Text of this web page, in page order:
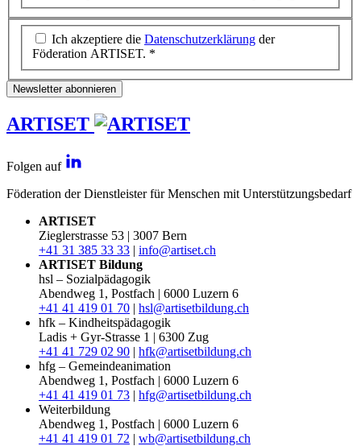
Ich akzeptiere die Datenschutzerklärung der
Föderation ARTISET. *
Newsletter abonnieren
ARTISET
Folgen auf
Föderation der Dienstleister für Menschen mit Unterstützungsbedarf
ARTISET
Zieglerstrasse 53 | 3007 Bern
+41 31 385 33 33 | info@artiset.ch
ARTISET Bildung
hsl – Sozialpädagogik
Abendweg 1, Postfach | 6000 Luzern 6
+41 41 419 01 70 | hsl@artisetbildung.ch
hfk – Kindheitspädagogik
Ladis + Gyr-Strasse 1 | 6300 Zug
+41 41 729 02 90 | hfk@artisetbildung.ch
hfg – Gemeindeanimation
Abendweg 1, Postfach | 6000 Luzern 6
+41 41 419 01 73 | hfg@artisetbildung.ch
Weiterbildung
Abendweg 1, Postfach | 6000 Luzern 6
+41 41 419 01 72 | wb@artisetbildung.ch